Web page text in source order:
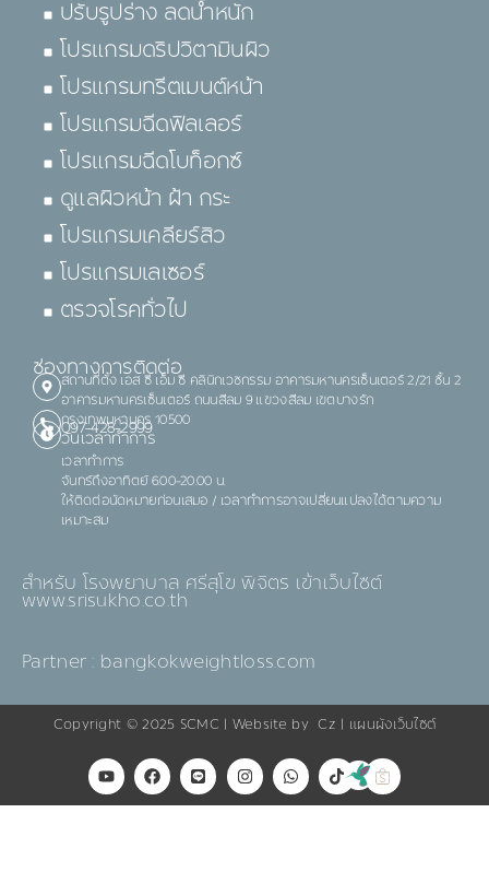
ปรับรูปร่าง ลดน้ำหนัก
โปรแกรมดริปวิตามินผิว
โปรแกรมทรีตเมนต์หน้า
โปรแกรมฉีดฟิลเลอร์
โปรแกรมฉีดโบท็อกซ์
ดูแลผิวหน้า ฝ้า กระ
โปรแกรมเคลียร์สิว
โปรแกรมเลเซอร์
ตรวจโรคทั่วไป
ช่องทางการติดต่อ
สถานที่ตั้ง เอส ซี เอ็ม ซี คลินิกเวชกรรม อาคารมหานครเซ็นเตอร์ 2/21 ชั้น 2
อาคารมหานครเซ็นเตอร์ ถนนสีลม 9 แขวงสีลม เขตบางรัก
กรุงเทพมหานคร 10500
097-428-2999
วันเวลาทำการ
เวลาทำการ
จันทร์ถึงอาทิตย์ 6.00-20.00 น.
ให้ติดต่อนัดหมายก่อนเสมอ / เวลาทำการอาจเปลี่ยนแปลงได้ตามความ
เหมาะสม
สำหรับ โรงพยาบาล ศรีสุโข พิจิตร เข้าเว็บไซต์
www.srisukho.co.th
Partner : bangkokweightloss.com
Copyright © 2025 SCMC | Website byCz แผนผังเว็บไซต์
Y
o
u
F
a
c
L
i
n
I
n
s
W
h
a
T
i
k